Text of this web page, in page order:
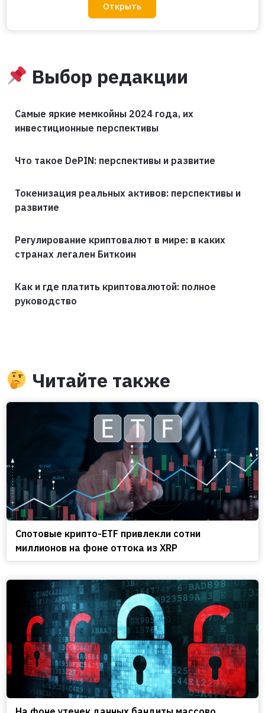
Открыть
Выбор редакции
Самые яркие мемкойны 2024 года, их
инвестиционные перспективы
Что такое DePIN: перспективы и развитие
Токенизация реальных активов: перспективы и
развитие
Регулирование криптовалют в мире: в каких
странах легален Биткоин
Как и где платить криптовалютой: полное
руководство
Читайте также
Спотовые крипто-ETF привлекли сотни
миллионов на фоне оттока из XRP